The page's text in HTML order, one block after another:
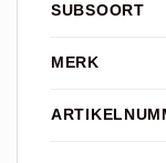
SUBSOORT
MERK